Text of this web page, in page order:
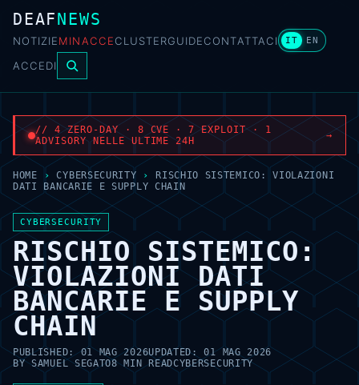
DEAFNEWS
NOTIZIEMINACCECLUSTERGUIDECONTATTACI IT EN
ACCEDI
// 4 ZERO-DAY · 8 CVE · 7 EXPLOIT · 1
ADVISORY NELLE ULTIME 24H
→
HOME › CYBERSECURITY ›
RISCHIO SISTEMICO: VIOLAZIONI
DATI BANCARIE E SUPPLY CHAIN
CYBERSECURITY
RISCHIO SISTEMICO:
VIOLAZIONI DATI
BANCARIE E SUPPLY
CHAIN
PUBLISHED:01 MAG 2026UPDATED:01 MAG 2026
BYSAMUEL SEGATO8 MIN READCYBERSECURITY